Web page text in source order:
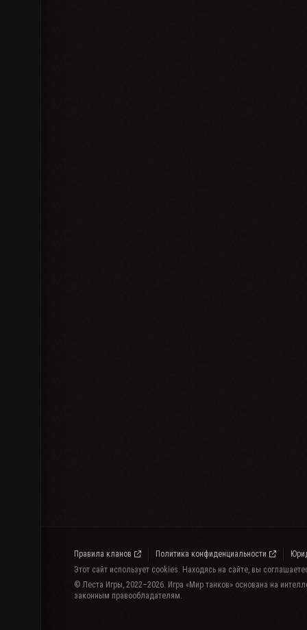
Правила кланов Политика конфиденциальности
Этот сайт использует cookies. Находясь на сайте, вы
© Леста Игры, 2022–2026. Игра «Мир танков» основана на
законным правообладателям.